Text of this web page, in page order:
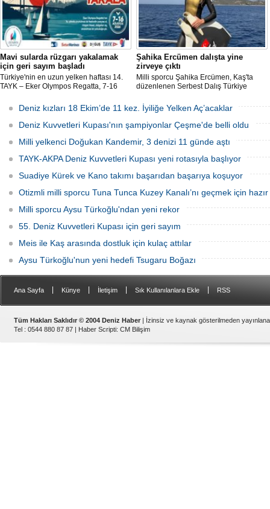
Mavi sularda rüzgarı yakalamak
için geri sayım başladı
Türkiye'nin en uzun yelken haftası 14.
TAYK – Eker Olympos Regatta, 7-16
sulara yelken açıyor.
Şahika Ercümen dalışta yine
zirveye çıktı
Milli sporcu Şahika Ercümen, Kaş'ta
düzenlenen Serbest Dalış Türkiye
kategorisinde 68 metre dalış yaparak
şampiyon oldu.
Deniz kızları 18 Ekim’de 11 kez. İyiliğe Yelken Aç’acaklar
Deniz Kuvvetleri Kupası'nın şampiyonlar Çeşme'de belli oldu
Milli yelkenci Doğukan Kandemir, 3 denizi 11 günde aştı
TAYK-AKPA Deniz Kuvvetleri Kupası yeni rotasıyla başlıyor
Suadiye Kürek ve Kano takımı başarıdan başarıya koşuyor
Otizmli milli sporcu Tuna Tunca Kuzey Kanalı’nı geçmek için hazır
Milli sporcu Aysu Türkoğlu'ndan yeni rekor
55. Deniz Kuvvetleri Kupası için geri sayım
Meis ile Kaş arasında dostluk için kulaç attılar
Aysu Türkoğlu'nun yeni hedefi Tsugaru Boğazı
Ana Sayfa Künye İletişim Sık Kullanılanlara Ekle RSS
Tüm Hakları Saklıdır © 2004 Deniz Haber | İzinsiz ve kaynak gösterilmeden
Tel : 0544 880 87 87 | Haber Scripti: CM Bilişim